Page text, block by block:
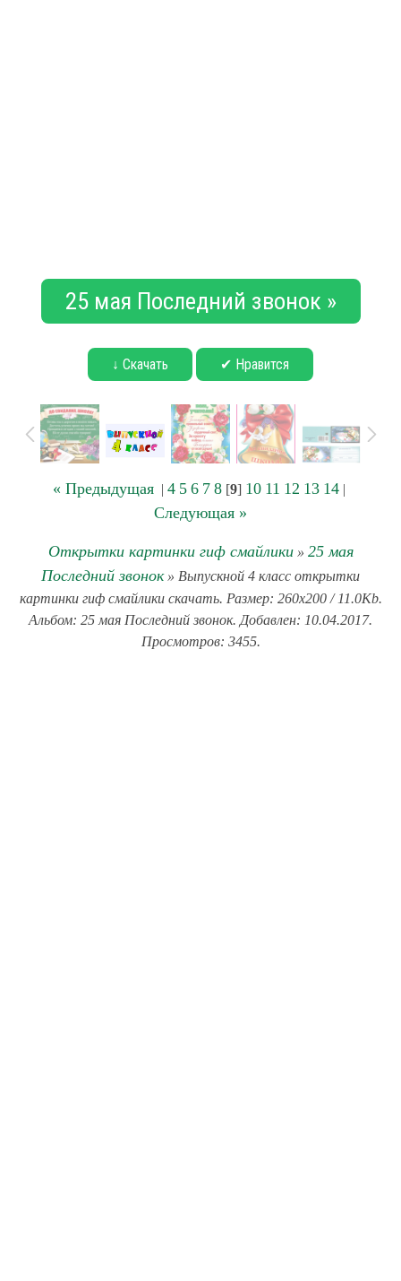
25 мая Последний звонок »
↓ Скачать ✔ Нравится
« Предыдущая| 4 5 6 7 8[9] 10 11 12 13 14|
Следующая »
Открытки картинки гиф смайлики» 25 мая
Последний звонок» Выпускной 4 класс открытки
картинки гиф смайлики скачать. Размер: 260x200 / 11.0Kb.
Альбом: 25 мая Последний звонок. Добавлен: 10.04.2017.
Просмотров: 3455.